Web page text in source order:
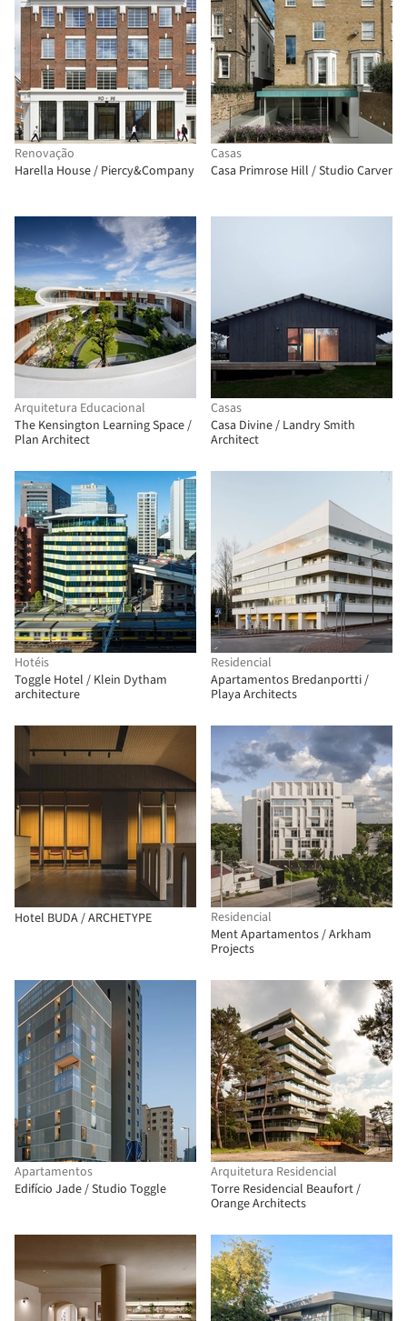
Renovação
Harella House / Piercy&Company
Casas
Casa Primrose Hill / Studio Carver
Arquitetura Educacional
The Kensington Learning Space /
Plan Architect
Casas
Casa Divine / Landry Smith
Architect
Hotéis
Toggle Hotel / Klein Dytham
architecture
Residencial
Apartamentos Bredanportti /
Playa Architects
Hotel BUDA / ARCHETYPE
Residencial
Ment Apartamentos / Arkham
Projects
Apartamentos
Edifício Jade / Studio Toggle
Arquitetura Residencial
Torre Residencial Beaufort /
Orange Architects